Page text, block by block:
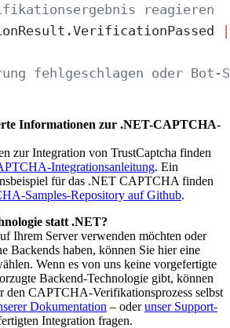
reagieren
fehlgeschlagen oder
Informationen zur .NET-CAPTCHA-
zur Integration von TrustCaptcha finden
Integrationsanleitung. Ein
für das .NET CAPTCHA finden
Samples-Repository auf Github.
statt .NET?
Ihrem Server verwenden möchten oder
Backends haben, können Sie hier eine
Wenn es von uns keine vorgefertigte
Backend-Technologie gibt, können
den CAPTCHA-Verifikationsprozess selbst
Dokumentation – oderunser Support-
Integration fragen.